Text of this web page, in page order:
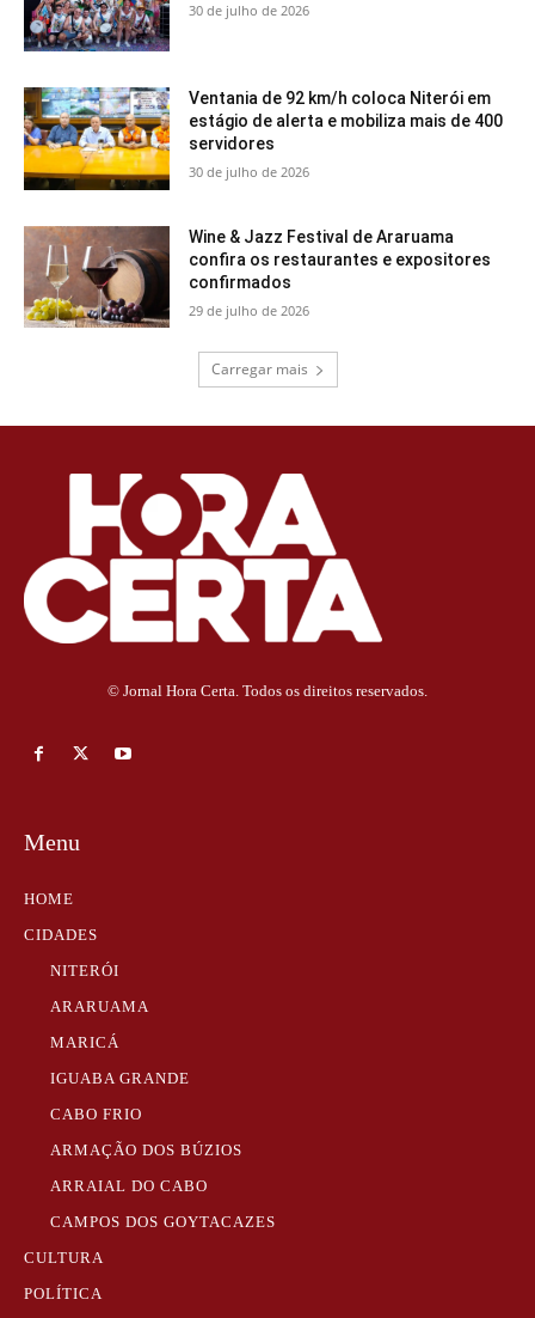
30 de julho de 2026
Ventania de 92 km/h coloca Niterói em
estágio de alerta e mobiliza mais de 400
servidores
30 de julho de 2026
Wine & Jazz Festival de Araruama
confira os restaurantes e expositores
confirmados
29 de julho de 2026
Carregar mais
© Jornal Hora Certa. Todos os direitos reservados.
Menu
HOME
CIDADES
NITERÓI
ARARUAMA
MARICÁ
IGUABA GRANDE
CABO FRIO
ARMAÇÃO DOS BÚZIOS
ARRAIAL DO CABO
CAMPOS DOS GOYTACAZES
CULTURA
POLÍTICA